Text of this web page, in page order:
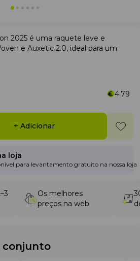
2025 é uma raquete leve e
e Auxetic 2.0, ideal para um
4.79
+ Adicionar
loja
para levantamento gratuito na nossa loja
Os melhores
preços na web
conjunto